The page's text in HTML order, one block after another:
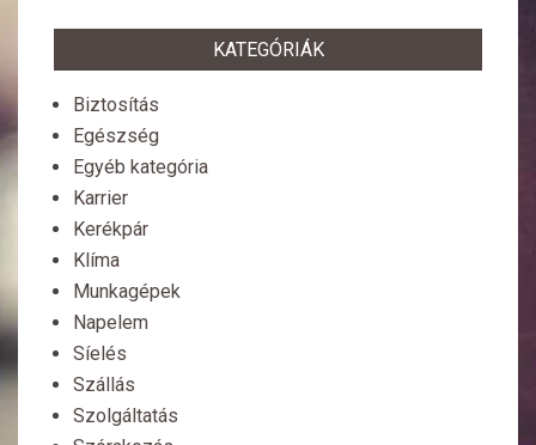
KATEGÓRIÁK
Biztosítás
Egészség
Egyéb kategória
Karrier
Kerékpár
Klíma
Munkagépek
Napelem
Síelés
Szállás
Szolgáltatás